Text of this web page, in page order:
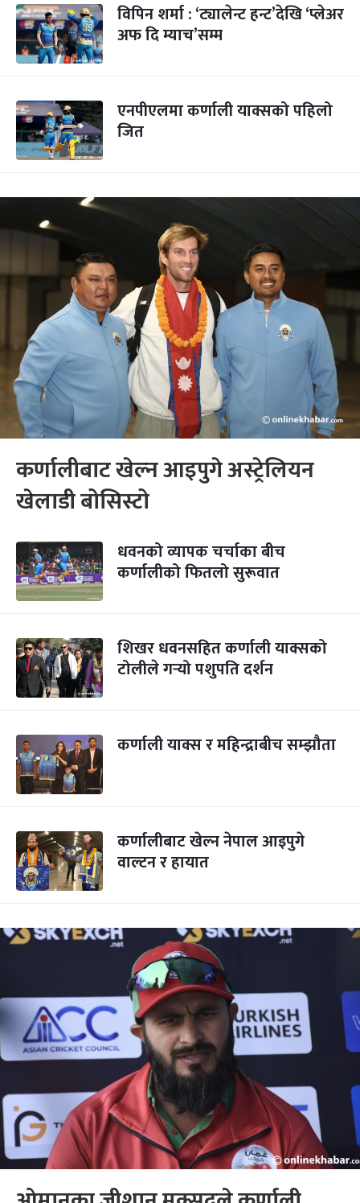
विपिन शर्मा : ‘ट्यालेन्ट हन्ट’देखि ‘प्लेअर
अफ दि म्याच’सम्म
एनपीएलमा कर्णाली याक्सको पहिलो
जित
कर्णालीबाट खेल्न आइपुगे अस्ट्रेलियन
खेलाडी बोसिस्टो
धवनको व्यापक चर्चाका बीच
कर्णालीको फितलो सुरूवात
शिखर धवनसहित कर्णाली याक्सको
टोलीले गर्‍यो पशुपति दर्शन
कर्णाली याक्स र महिन्द्राबीच सम्झौता
कर्णालीबाट खेल्न नेपाल आइपुगे
वाल्टन र हायात